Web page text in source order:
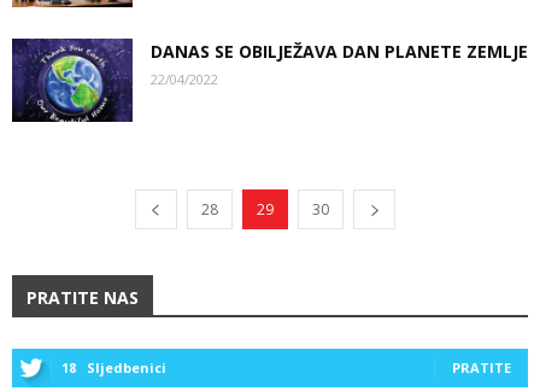
DANAS SE OBILJEŽAVA DAN PLANETE ZEMLJE
22/04/2022
28 29 30
PRATITE NAS
18 Sljedbenici PRATITE